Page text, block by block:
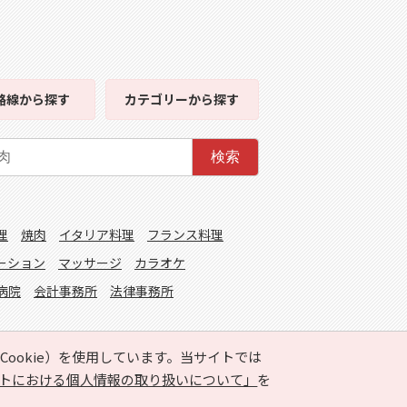
）を使用しています。当サイトでは
における個人情報の取り扱いについて」 を
線から探す カテゴリーから探す
検索
焼肉 イタリア料理
フランス料理
ション マッサージ
カラオケ
院 会計事務所 法律事務所